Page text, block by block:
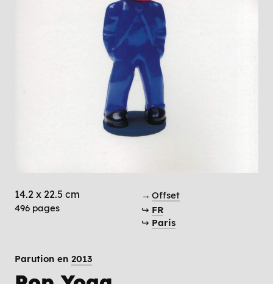
14.2 x 22.5 cm
496 pages
→ Offset
↪ FR
↪ Paris
Parution en 2013